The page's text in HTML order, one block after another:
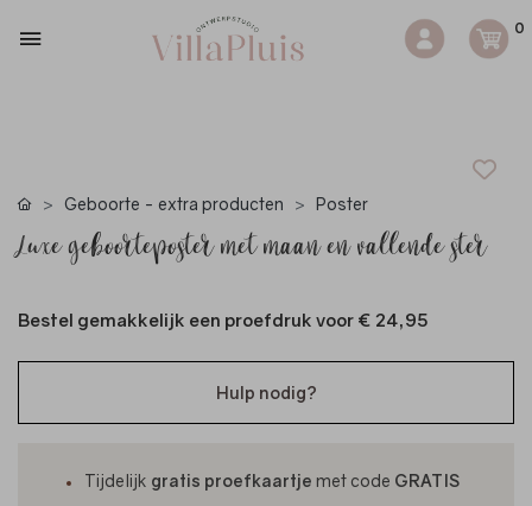
0
Geboorte - extra producten Poster
Luxe geboorteposter met maan en vallende ster
Bestel gemakkelijk een proefdruk voor € 24,95
Hulp nodig?
Tijdelijk gratis proefkaartje met code GRATIS